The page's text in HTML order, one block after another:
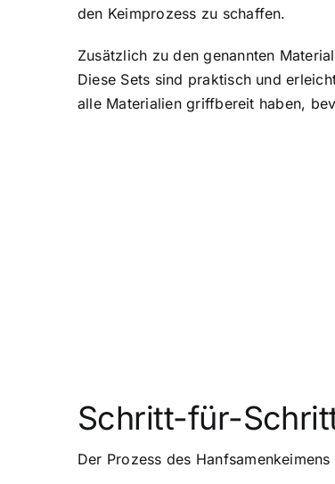
den Keimprozess zu schaffen.
Zusätzlich zu den genannten
Diese Sets sind praktisch und
alle Materialien griffbereit haben,
Schritt-für-
Der Prozess des